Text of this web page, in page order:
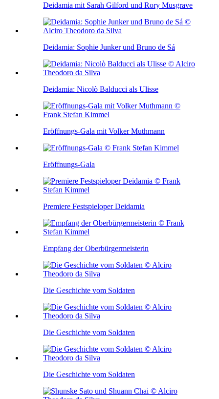
Deidamia mit Sarah Gilford und Rory Musgrave
Deidamia: Sophie Junker und Bruno de Sá
Deidamia: Nicolò Balducci als Ulisse
Eröffnungs-Gala mit Volker Muthmann
Eröffnungs-Gala
Premiere Festspieloper Deidamia
Empfang der Oberbürgermeisterin
Die Geschichte vom Soldaten
Die Geschichte vom Soldaten
Die Geschichte vom Soldaten